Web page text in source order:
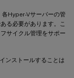
Hyper-Vサーバーの管
る必要があります。こ
サイクル管理をサポー
ンストールすることは